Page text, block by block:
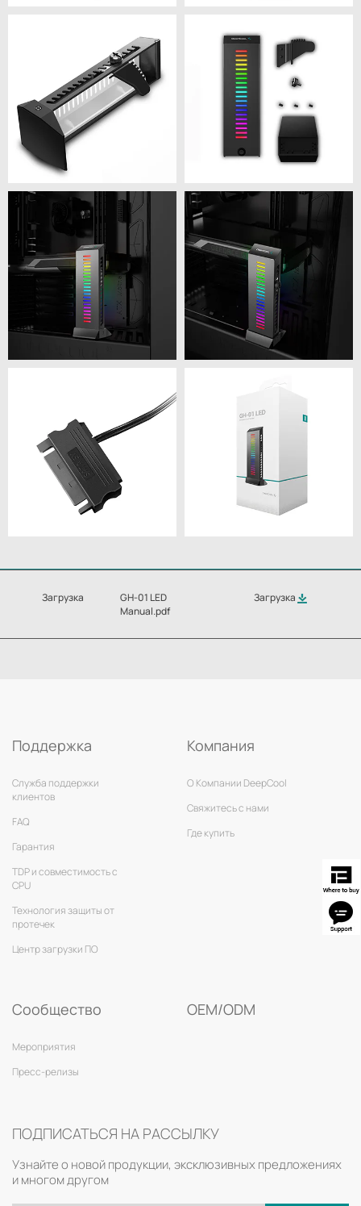
Загрузка
GH-01 LED
Manual.pdf
Загрузка
Поддержка
Служба поддержки
клиентов
FAQ
Гарантия
TDP и совместимость с
CPU
Технология защиты от
протечек
Центр загрузки ПО
Компания
О Компании DeepCool
Свяжитесь с нами
Где купить
Сообщество
Мероприятия
Пресс-релизы
OEM/ODM
ПОДПИСАТЬСЯ НА РАССЫЛКУ
Узнайте о новой продукции, эксклюзивных предложениях
и многом другом